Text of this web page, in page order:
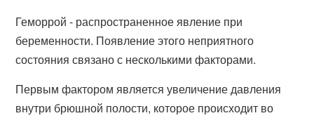
Геморрой - распространенное явление при
беременности. Появление этого неприятного
состояния связано с несколькими факторами.
Первым фактором является увеличение давления
внутри брюшной полости, которое происходит во